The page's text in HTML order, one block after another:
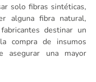
solo fibras sintéticas,
alguna fibra natural,
destinar un
compra de insumos
asegurar una mayor